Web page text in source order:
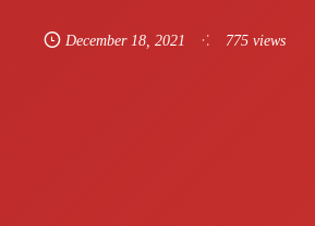
December 18, 2021 775 views